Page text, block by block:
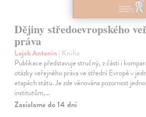
Dějiny středoevropského
práva
Lojek Antonín | Kniha
Publikace představuje stručný, z části i
otázky veřejného práva ve střední Evropě v
etapách státu. Je zde věnována pozornost
institutům,…
Zasielame do 14 dní